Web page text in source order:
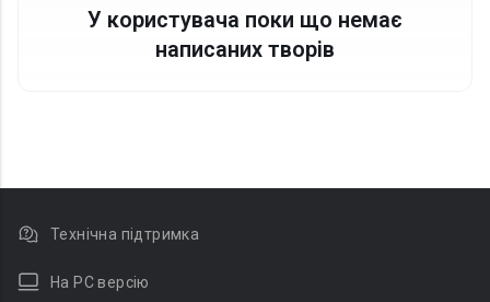
У користувача поки що немає
написаних творів
Технічна підтримка
На PC версію